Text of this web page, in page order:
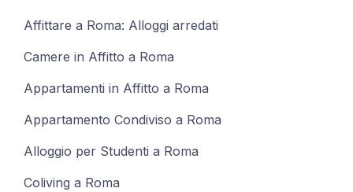
Affittare a Roma: Alloggi arredati
Camere in Affitto a Roma
Appartamenti in Affitto a Roma
Appartamento Condiviso a Roma
Alloggio per Studenti a Roma
Coliving a Roma